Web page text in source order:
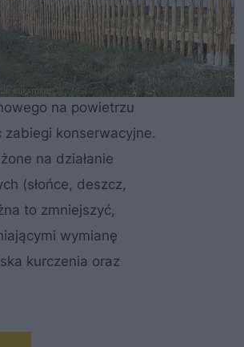
płotów. Jednak
(wobec grzybów) nie
nie jest narażone na
na powietrzu
konserwacyjne.
na działanie
(słońce, deszcz,
to zmniejszyć,
wymianę
kurczenia oraz